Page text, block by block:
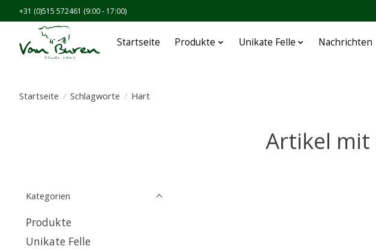
+31 (0)515 572461 (9:00 - 17:00)
Startseite Produkte Unikate Felle Nachrichten
Startseite / Schlagworte / Hart
Artikel mit
Kategorien
Produkte
Unikate Felle